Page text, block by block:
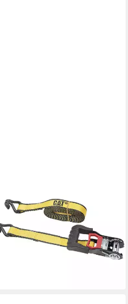
Ratschen-Zurrgurt mit
doppeltem J-Haken 2St
980944IE
UVP26,99 €